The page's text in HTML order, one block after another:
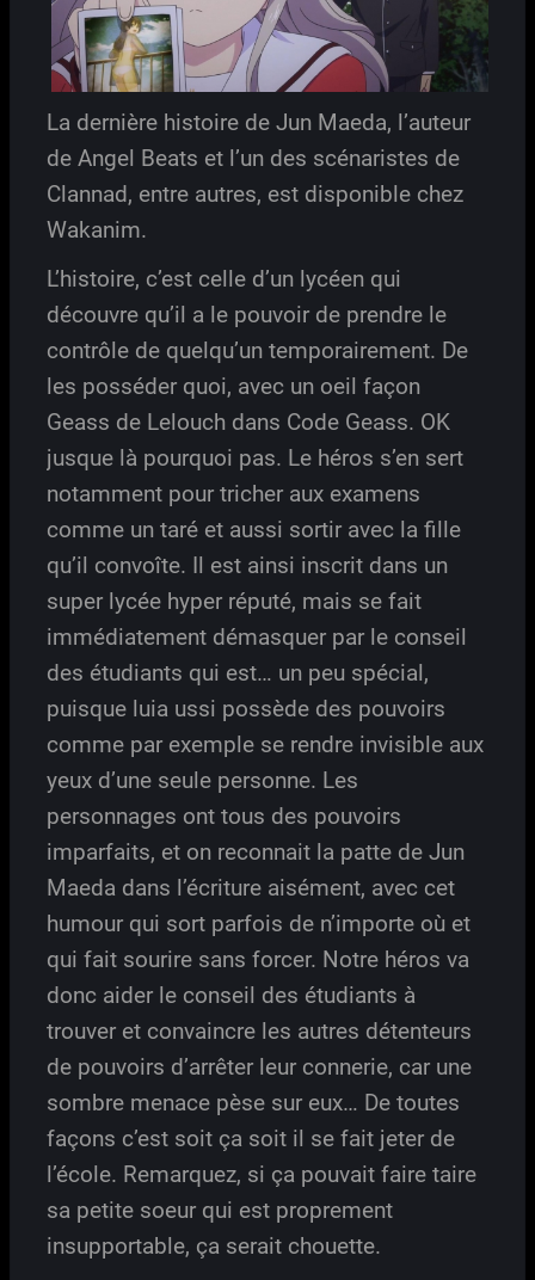
La dernière histoire de Jun Maeda, l’auteur
de Angel Beats et l’un des scénaristes de
Clannad, entre autres, est disponible chez
Wakanim.
L’histoire, c’est celle d’un lycéen qui
découvre qu’il a le pouvoir de prendre le
contrôle de quelqu’un temporairement. De
les posséder quoi, avec un oeil façon
Geass de Lelouch dans Code Geass. OK
jusque là pourquoi pas. Le héros s’en sert
notamment pour tricher aux examens
comme un taré et aussi sortir avec la fille
qu’il convoîte. Il est ainsi inscrit dans un
super lycée hyper réputé, mais se fait
immédiatement démasquer par le conseil
des étudiants qui est… un peu spécial,
puisque luia ussi possède des pouvoirs
comme par exemple se rendre invisible aux
yeux d’une seule personne. Les
personnages ont tous des pouvoirs
imparfaits, et on reconnait la patte de Jun
Maeda dans l’écriture aisément, avec cet
humour qui sort parfois de n’importe où et
qui fait sourire sans forcer. Notre héros va
donc aider le conseil des étudiants à
trouver et convaincre les autres détenteurs
de pouvoirs d’arrêter leur connerie, car une
sombre menace pèse sur eux… De toutes
façons c’est soit ça soit il se fait jeter de
l’école. Remarquez, si ça pouvait faire taire
sa petite soeur qui est proprement
insupportable, ça serait chouette.